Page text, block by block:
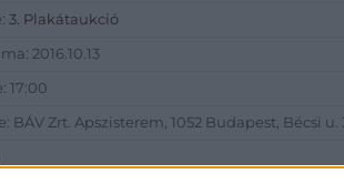
3. Plakátaukció
2016.10.13
17:00
BÁV Zrt. Apszisterem, 1052 Budapest, Bécsi u.